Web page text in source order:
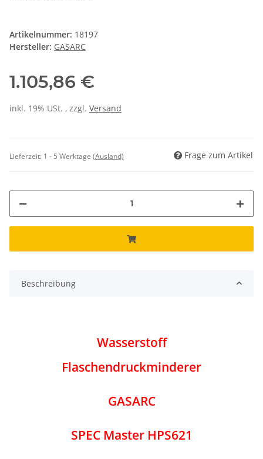
Artikelnummer: 18197
Hersteller: GASARC
1.105,86 €
inkl. 19% USt. , zzgl. Versand
Lieferzeit: 1 - 5 Werktage (Ausland) Frage zum Artikel
Beschreibung
Wasserstoff
Flaschendruckminderer
GASARC
SPEC Master HPS621